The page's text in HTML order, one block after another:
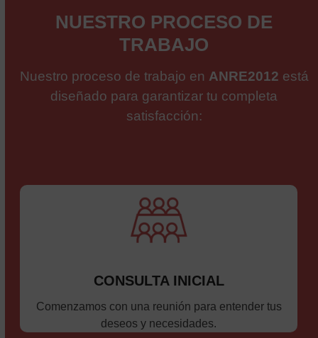
NUESTRO PROCESO DE
TRABAJO
Nuestro proceso de trabajo en ANRE2012 está
diseñado para garantizar tu completa
satisfacción:
CONSULTA INICIAL
Comenzamos con una reunión para entender tus
deseos y necesidades.